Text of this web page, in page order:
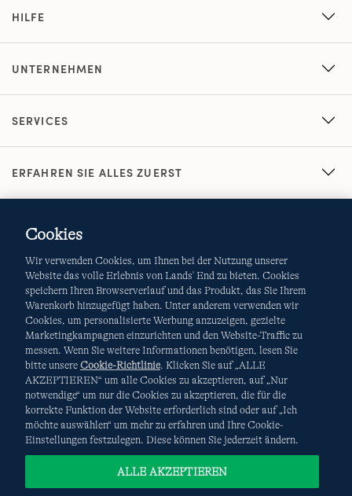
HILFE
UNTERNEHMEN
SERVICES
ERFAHREN SIE ALLES ZUERST
AGB Datenschutz & Sicherheit
Cookies-Ich möchte auswählen Site Map
Internationale Websites
Diese Website ist durch reCAPTCHA geschützt. Es gelten die
DatenschutzerklärungundNutzungsbedingungen
Google.
Cookies
Wir verwenden Cookies, um Ihnen bei der Nutzung unserer
Website das volle Erlebnis von Lands' End zu bieten. Cookies
speichern Ihren Browserverlauf und das Produkt, das Sie Ihrem
Warenkorb hinzugefügt haben. Unter anderem verwenden wir
Cookies, um personalisierte Werbung anzuzeigen, gezielte
Marketingkampagnen einzurichten und den Website-Traffic zu
messen. Wenn Sie weitere Informationen benötigen, lesen Sie
bitte unsere Cookie-Richtlinie. Klicken Sie auf „ALLE
AKZEPTIEREN“ um alle Cookies zu akzeptieren, auf „Nur
notwendige“ um nur die Cookies zu akzeptieren, die für die
korrekte Funktion der Website erforderlich sind oder auf „Ich
möchte auswählen“ um mehr zu erfahren und Ihre Cookie-
Einstellungen festzulegen. Diese können Sie jederzeit ändern.
ALLE AKZEPTIEREN